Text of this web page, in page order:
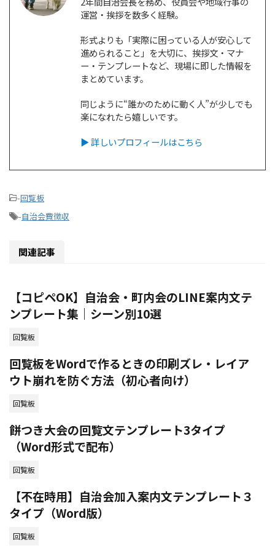
運営・挨拶を数多く経験。
形式よりも「実際に困っている人が安心して
進められること」を大切に、挨拶文・マナ
ー・テンプレートなど、現場に即した情報を
まとめています。
同じように“誰かのために動く人”が少しでも
楽になれたら嬉しいです。
▶ 詳しいプロフィールはこちら
-回覧板
-自治会費徴収
関連記事
【コピペOK】自治会・町内会のLINE案内文テ
ンプレート集｜シーン別10選
回覧板
回覧板をWordで作るときの印刷ズレ・レイア
ウト崩れを防ぐ方法（初心者向け）
回覧板
餅つき大会の回覧文テンプレート3タイプ
（Word形式で配布）
回覧板
【不在時用】自治会加入案内文テンプレート３
タイプ（Word版）
回覧板